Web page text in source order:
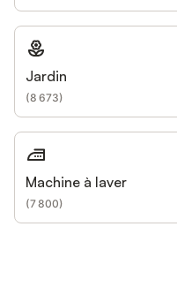
Jardin
(8 673)
Machine à laver
(7 800)